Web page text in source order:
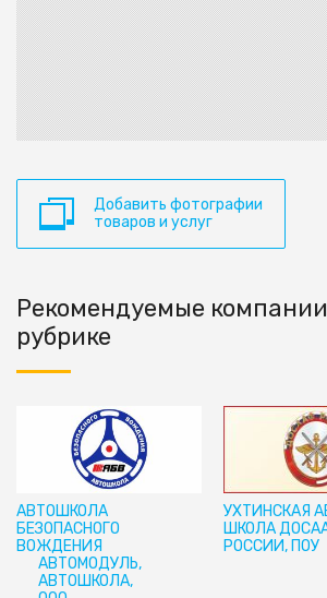
Добавить фотографии
товаров и услуг
Рекомендуемые
рубрике
АВТОШКОЛА
БЕЗОПАСНОГО
ВОЖДЕНИЯ
УХТИНСКАЯ
ШКОЛА
РОССИИ, ПОУ
АВТОМОДУЛЬ,
АВТОШКОЛА,